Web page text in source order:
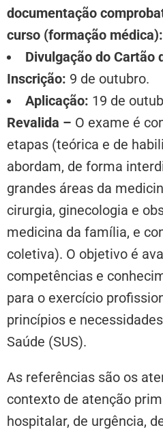
documentação
curso (formação médica):
Divulgação do Cartão
Inscrição: 9 de outubro.
Aplicação: 19 de
Revalida – O exame é
etapas (teórica e de
abordam, de forma
grandes áreas da
cirurgia, ginecologia e
medicina da família, e
coletiva). O objetivo é
competências e
para o exercício
princípios e
Saúde (SUS).
As referências são os
contexto de atenção
hospitalar, de urgência,